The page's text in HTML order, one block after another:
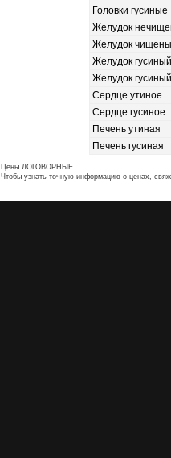
Головки гусиные
Желудок
Желудок
Желудок
Желудок
Сердце утиное
Сердце гусиное
Печень утиная
Печень гусиная
Цены ДОГОВОРНЫЕ
Чтобы узнать точную информацию о ценах,